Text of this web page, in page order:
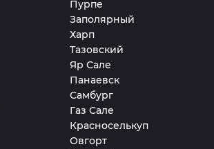
Пурпе
Заполярный
Харп
Тазовский
Яр Сале
Панаевск
Самбург
Газ Сале
Красноселькуп
Овгорт